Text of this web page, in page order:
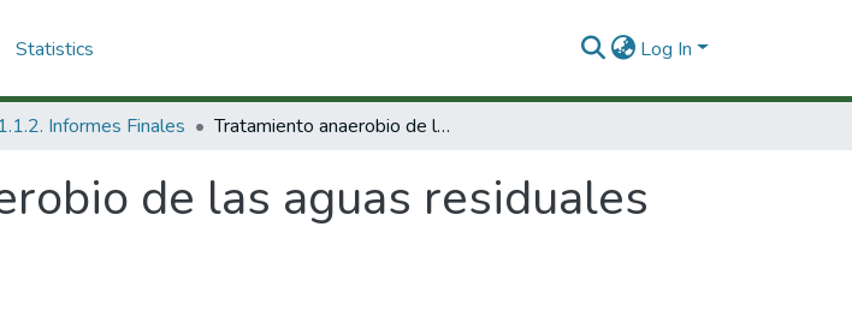
Statistics Log In
1.1.2. Informes Finales Tratamiento anaerobio de las aguas residuales domesticas
de las aguas residuales